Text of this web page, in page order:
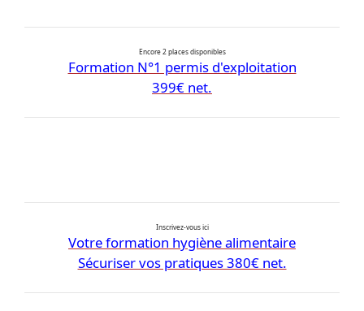
Encore 2 places disponibles
Formation N°1 permis d'exploitation
399€ net.
Inscrivez-vous ici
Votre formation hygiène alimentaire
Sécuriser vos pratiques 380€ net.